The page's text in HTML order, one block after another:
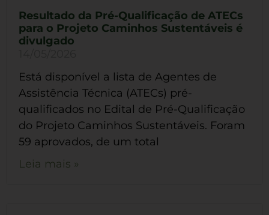
Resultado da Pré-Qualificação de ATECs
para o Projeto Caminhos Sustentáveis é
divulgado
Está disponível a lista de Agentes de
Assistência Técnica (ATECs) pré-
qualificados no Edital de Pré-Qualificação
do Projeto Caminhos Sustentáveis. Foram
59 aprovados, de um total
Leia mais »